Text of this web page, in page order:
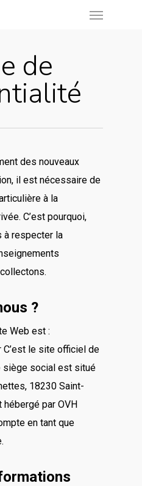
de
des nouveaux
il est nécessaire de
à la
C’est pourquoi,
à respecter la
?
Web est :
le site officiel de
siège social est situé
18230 Saint-
hébergé par OVH
en tant que